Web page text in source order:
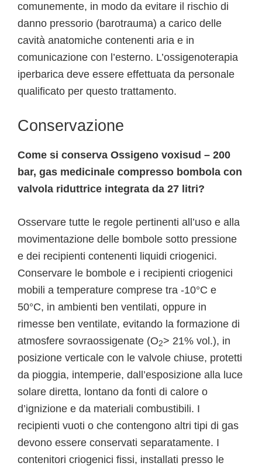
comunemente, in modo da evitare il rischio di
danno pressorio (barotrauma) a carico delle
cavità anatomiche contenenti aria e in
comunicazione con l’esterno. L’ossigenoterapia
iperbarica deve essere effettuata da personale
qualificato per questo trattamento.
Conservazione
Come si conserva Ossigeno voxisud – 200
bar, gas medicinale compresso bombola con
valvola riduttrice integrata da 27 litri?
Osservare tutte le regole pertinenti all’uso e alla
movimentazione delle bombole sotto pressione
e dei recipienti contenenti liquidi criogenici.
Conservare le bombole e i recipienti criogenici
mobili a temperature comprese tra -10°C e
50°C, in ambienti ben ventilati, oppure in
rimesse ben ventilate, evitando la formazione di
atmosfere sovraossigenate (O2> 21% vol.), in
posizione verticale con le valvole chiuse, protetti
da pioggia, intemperie, dall’esposizione alla luce
solare diretta, lontano da fonti di calore o
d’ignizione e da materiali combustibili. I
recipienti vuoti o che contengono altri tipi di gas
devono essere conservati separatamente. I
contenitori criogenici fissi, installati presso le